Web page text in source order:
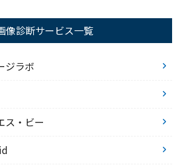
像診断サービス一覧
ジラボ
ス・ビー